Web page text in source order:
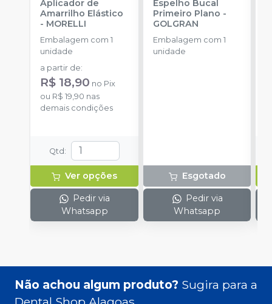
Aplicador de
Amarrilho Elástico
- MORELLI
Embalagem com 1
unidade
a partir de:
R$ 18,90 no Pix
ou R$ 19,90 nas
demais condições
Qtd :
Ver opções
Pedir via
Whatsapp
Espelho Bucal
Primeiro Plano -
GOLGRAN
Embalagem com 1
unidade
Esgotado
Pedir via
Whatsapp
Não achou algum produto? Sugira para a